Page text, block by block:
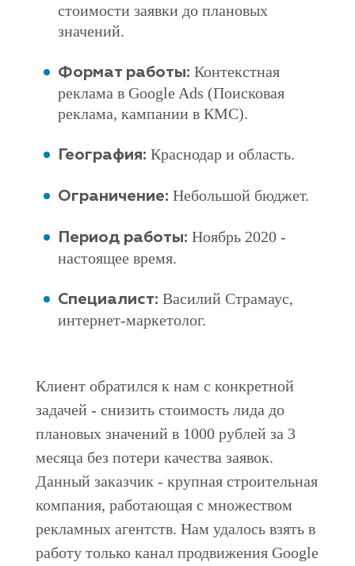
стоимости заявки до плановых
значений.
Формат работы: Контекстная
реклама в Google Ads (Поисковая
реклама, кампании в КМС).
География: Краснодар и область.
Ограничение: Небольшой бюджет.
Период работы: Ноябрь 2020 -
настоящее время.
Специалист: Василий Страмаус,
интернет-маркетолог.
Клиент обратился к нам с конкретной
задачей - снизить стоимость лида до
плановых значений в 1000 рублей за 3
месяца без потери качества заявок.
Данный заказчик - крупная строительная
компания, работающая с множеством
рекламных агентств. Нам удалось взять в
работу только канал продвижения Google